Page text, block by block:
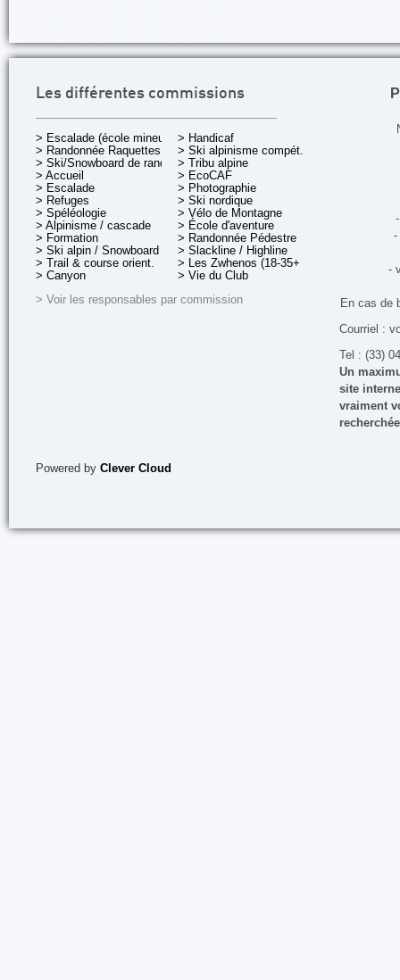
Les différentes commissions
> Escalade (école mineurs)
> Randonnée Raquettes
> Ski/Snowboard de rando.
> Accueil
> Escalade
> Refuges
> Spéléologie
> Alpinisme / cascade
> Formation
> Ski alpin / Snowboard
> Trail & course orient.
> Canyon
> Handicaf
> Ski alpinisme compét.
> Tribu alpine
> EcoCAF
> Photographie
> Ski nordique
> Vélo de Montagne
> École d'aventure
> Randonnée Pédestre
> Slackline / Highline
> Les Zwhenos (18-35+ ans)
> Vie du Club
> Voir les responsables par commission
-
-
En cas de
Courriel :
Tel : (33)
Un
site
vraiment
Powered by Clever Cloud